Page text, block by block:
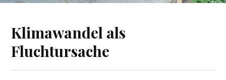
Klimawandel als
Fluchtursache